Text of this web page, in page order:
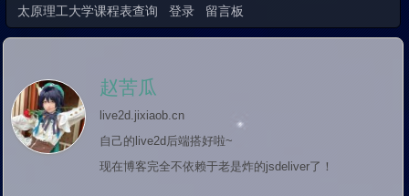
太原理工大学课程表查询 登录 留言板
赵苦瓜
live2d.jixiaob.cn
自己的live2d后端搭好啦~
现在博客完全不依赖于老是炸的jsdeliver了！